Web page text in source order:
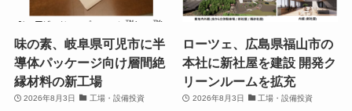
味の素、岐阜県可児市に半
導体パッケージ向け層間絶
縁材料の新工場
2026年8月3日 工場・設備投資
ローツェ、広島県福山市の
本社に新社屋を建設 開発ク
リーンルームを拡充
2026年8月3日 工場・設備投資